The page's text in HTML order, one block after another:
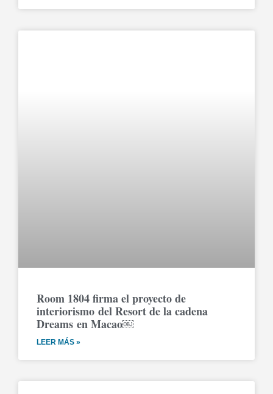
Room 1804 firma el proyecto de
interiorismo del Resort de la cadena
Dreams en Macao￼
LEER MÁS »